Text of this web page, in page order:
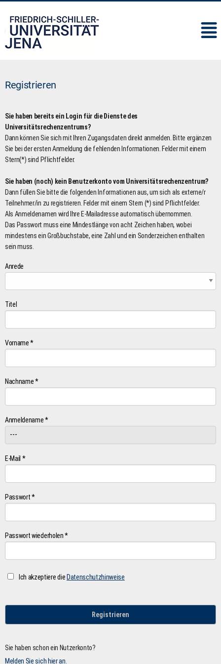
Registrieren
Sie haben bereits ein Login für die Dienste des
Universitätsrechenzentrums?
Dann können Sie sich mit Ihren Zugangsdaten direkt anmelden. Bitte ergänzen
Sie bei der ersten Anmeldung die fehlenden Informationen. Felder mit einem
Stern(*) sind Pflichtfelder.
Sie haben (noch) kein Benutzerkonto vom Universitätsrechenzentrum?
Dann füllen Sie bitte die folgenden Informationen aus, um sich als externe/r
Teilnehmer/in zu registrieren. Felder mit einem Stern (*) sind Pflichtfelder.
Als Anmeldenamen wird Ihre E-Mailadresse automatisch übernommen.
Das Passwort muss eine Mindestlänge von acht Zeichen haben, wobei
mindestens ein Großbuchstabe, eine Zahl und ein Sonderzeichen enthalten
sein muss.
Anrede
Titel
Vorname *
Nachname *
Anmeldename *
E-Mail *
Passwort *
Passwort wiederholen *
Ich akzeptiere die Datenschutzhinweise
Registrieren
Sie haben schon ein Nutzerkonto?
Melden Sie sich hier an.